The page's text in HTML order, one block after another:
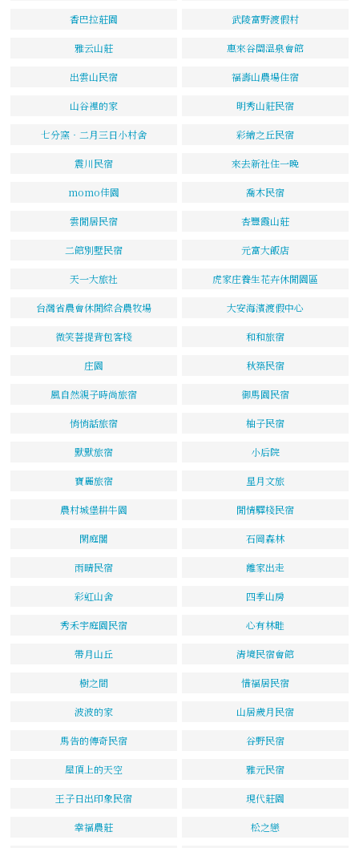
香巴拉莊園 武陵富野渡假村
雅云山莊 惠來谷關溫泉會館
出雲山民宿 福壽山農場住宿
山谷裡的家 明秀山莊民宿
七分窯‧二月三日小村舍 彩繪之丘民宿
震川民宿 來去新社住一晚
momo佳園 喬木民宿
雲閒居民宿 杏豐霞山莊
二館別墅民宿 元富大飯店
天一大旅社 虎家庄養生花卉休閒園區
台灣省農會休閒綜合農牧場 大安海濱渡假中心
微笑菩提背包客棧 和和旅宿
庄園 秋築民宿
風自然親子時尚旅宿 御馬園民宿
悄悄話旅宿 柚子民宿
默默旅宿 小后院
寶麗旅宿 星月文旅
農村城堡耕牛園 閒情驛棧民宿
閑庭閣 石岡森林
雨晴民宿 離家出走
彩虹山舍 四季山房
秀禾宇庭園民宿 心有林畦
帶月山丘 清境民宿會館
樹之間 惜福居民宿
波波的家 山居歲月民宿
馬告的傳奇民宿 谷野民宿
屋頂上的天空 雅元民宿
王子日出印象民宿 現代莊園
幸福農莊 松之戀